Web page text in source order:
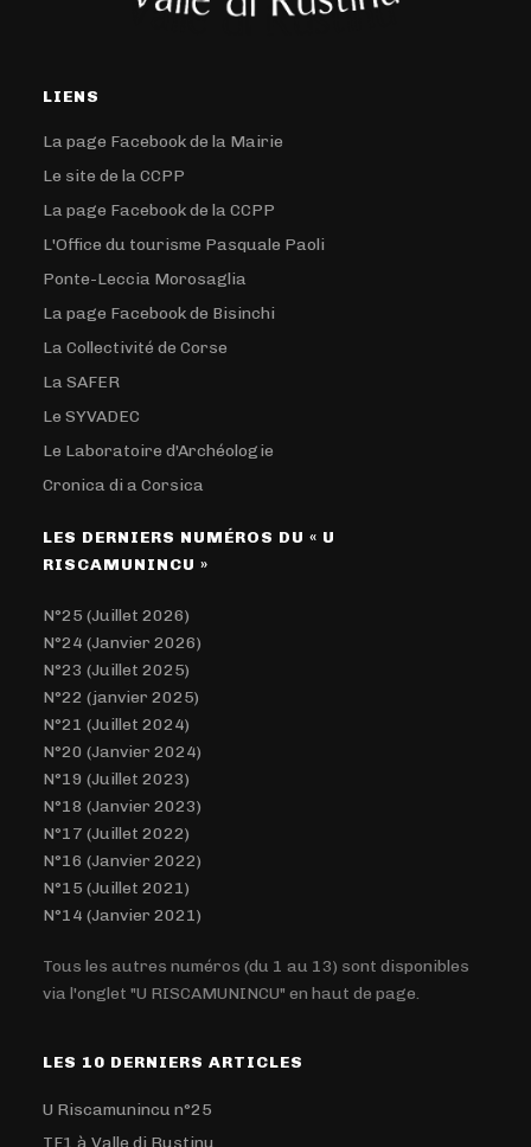
LIENS
La page Facebook de la Mairie
Le site de la CCPP
La page Facebook de la CCPP
L'Office du tourisme Pasquale Paoli
Ponte-Leccia Morosaglia
La page Facebook de Bisinchi
La Collectivité de Corse
La SAFER
Le SYVADEC
Le Laboratoire d'Archéologie
Cronica di a Corsica
LES DERNIERS NUMÉROS DU « U
RISCAMUNINCU »
N°25 (Juillet 2026)
N°24 (Janvier 2026)
N°23 (Juillet 2025)
N°22 (janvier 2025)
N°21 (Juillet 2024)
N°20 (Janvier 2024)
N°19 (Juillet 2023)
N°18 (Janvier 2023)
N°17 (Juillet 2022)
N°16 (Janvier 2022)
N°15 (Juillet 2021)
N°14 (Janvier 2021)
Tous les autres numéros (du 1 au 13) sont disponibles
via l'onglet "U RISCAMUNINCU" en haut de page.
LES 10 DERNIERS ARTICLES
U Riscamunincu n°25
TF1 à Valle di Rustinu